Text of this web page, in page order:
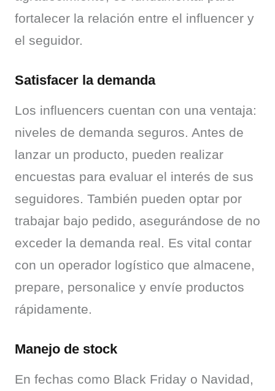
fortalecer la relación entre el influencer y
el seguidor.
Satisfacer la demanda
Los influencers cuentan con una ventaja:
niveles de demanda seguros. Antes de
lanzar un producto, pueden realizar
encuestas para evaluar el interés de sus
seguidores. También pueden optar por
trabajar bajo pedido, asegurándose de no
exceder la demanda real. Es vital contar
con un operador logístico que almacene,
prepare, personalice y envíe productos
rápidamente.
Manejo de stock
En fechas como Black Friday o Navidad,